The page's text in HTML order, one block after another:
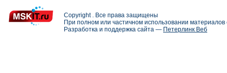
Copyright . Все права защищены
При полном или частичном использовании
Разработка и поддержка сайта — Петерлинк Веб